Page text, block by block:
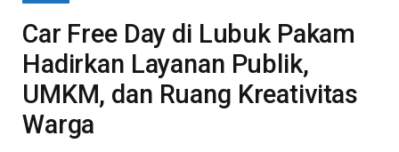
Car Free Day di Lubuk Pakam
Hadirkan Layanan Publik,
UMKM, dan Ruang Kreativitas
Warga